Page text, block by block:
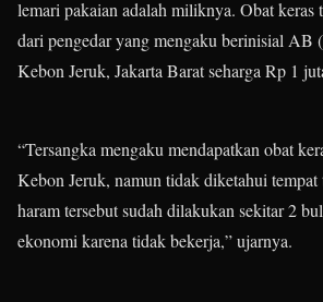
lemari pakaian adalah miliknya. Obat keras
dari pengedar yang mengaku berinisial AB
Kebon Jeruk, Jakarta Barat seharga Rp 1
“Tersangka mengaku mendapatkan obat
Kebon Jeruk, namun tidak diketahui
haram tersebut sudah dilakukan sekitar 2
ekonomi karena tidak bekerja,” ujarnya.